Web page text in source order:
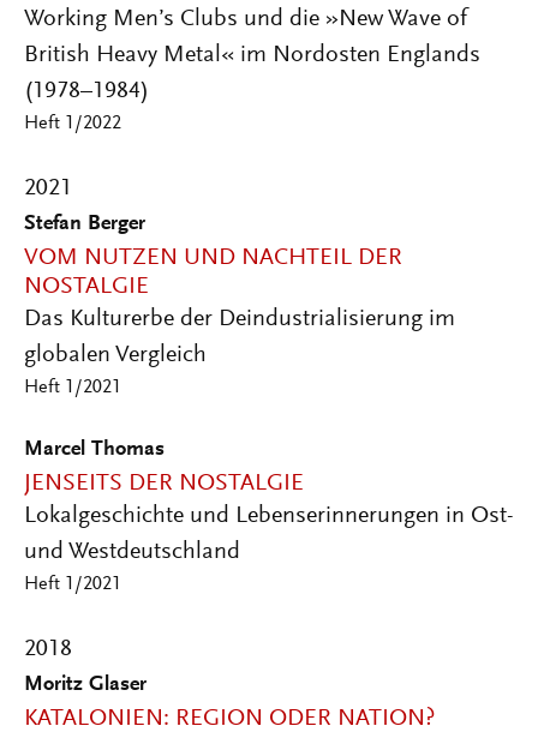
Working Men’s Clubs und die »New Wave of
British Heavy Metal« im Nordosten Englands
(1978–1984)
Heft 1/2022
2021
Stefan Berger
VOM NUTZEN UND NACHTEIL DER
NOSTALGIE
Das Kulturerbe der Deindustrialisierung im
globalen Vergleich
Heft 1/2021
Marcel Thomas
JENSEITS DER NOSTALGIE
Lokalgeschichte und Lebenserinnerungen in Ost-
und Westdeutschland
Heft 1/2021
2018
Moritz Glaser
KATALONIEN: REGION ODER NATION?